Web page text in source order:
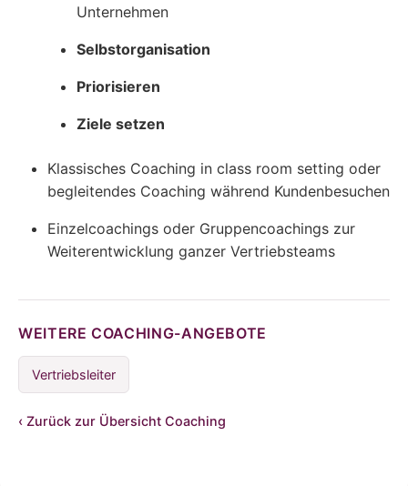
Unternehmen
Selbstorganisation
Priorisieren
Ziele setzen
Klassisches Coaching in class room setting oder
begleitendes Coaching während Kundenbesuchen
Einzelcoachings oder Gruppencoachings zur
Weiterentwicklung ganzer Vertriebsteams
WEITERE COACHING-ANGEBOTE
Vertriebsleiter
‹ Zurück zur Übersicht Coaching